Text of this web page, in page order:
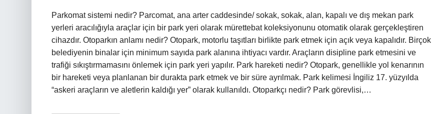
Parkomat sistemi nedir? Parcomat, ana arter caddesinde/ sokak, sokak, alan, kapalı ve dış mekan park
yerleri aracılığıyla araçlar için bir park yeri olarak mürettebat koleksiyonunu otomatik olarak gerçekleştiren
cihazdır. Otoparkın anlamı nedir? Otopark, motorlu taşıtları birlikte park etmek için açık veya kapalıdır. Birçok
belediyenin binalar için minimum sayıda park alanına ihtiyacı vardır. Araçların disipline park etmesini ve
trafiği sıkıştırmamasını önlemek için park yeri yapılır. Park hareketi nedir? Otopark, genellikle yol kenarının
bir hareketi veya planlanan bir durakta park etmek ve bir süre ayrılmak. Park kelimesi İngiliz 17. yüzyılda
“askeri araçların ve aletlerin kaldığı yer” olarak kullanıldı. Otoparkçı nedir? Park görevlisi,…